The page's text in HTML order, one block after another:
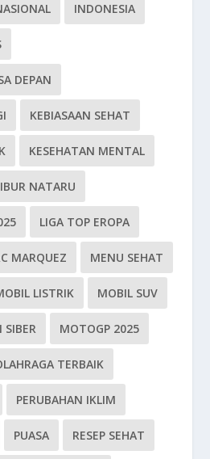
INDONESIA
DEPAN
KEBIASAAN SEHAT
KESEHATAN MENTAL
NATARU
LIGA TOP EROPA
MARQUEZ MENU SEHAT
LISTRIK MOBIL SUV
SIBER MOTOGP 2025
TERBAIK
PERUBAHAN IKLIM
PUASA RESEP SEHAT